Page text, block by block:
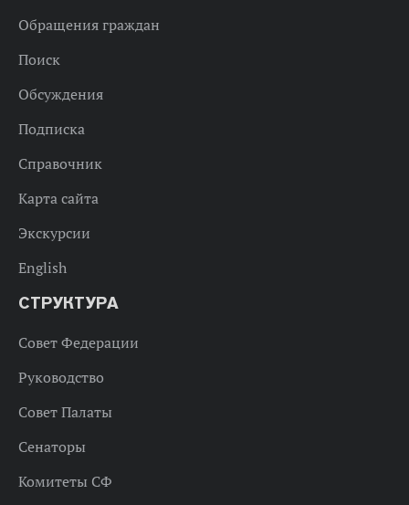
Обращения граждан
Поиск
Обсуждения
Подписка
Справочник
Карта сайта
Экскурсии
English
СТРУКТУРА
Совет Федерации
Руководство
Совет Палаты
Сенаторы
Комитеты СФ